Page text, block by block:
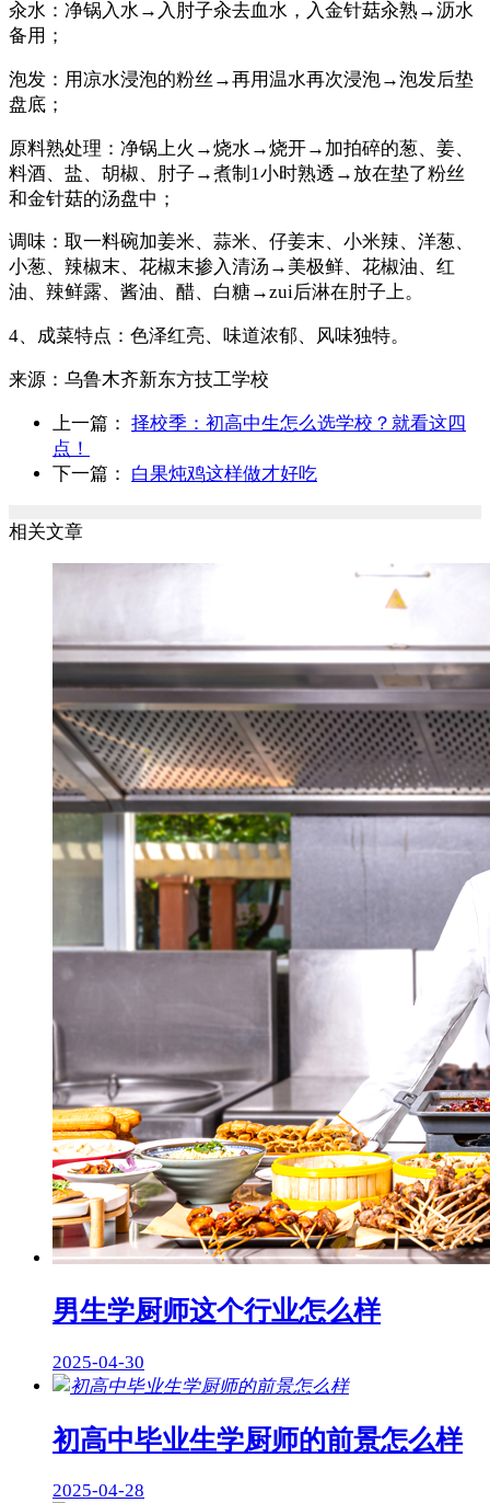
汆水：净锅入水→入肘子汆去血水，入金针菇汆熟→沥水
备用；
泡发：用凉水浸泡的粉丝→再用温水再次浸泡→泡发后垫
盘底；
原料熟处理：净锅上火→烧水→烧开→加拍碎的葱、姜、
料酒、盐、胡椒、肘子→煮制1小时熟透→放在垫了粉丝
和金针菇的汤盘中；
调味：取一料碗加姜米、蒜米、仔姜末、小米辣、洋葱、
小葱、辣椒末、花椒末掺入清汤→美极鲜、花椒油、红
油、辣鲜露、酱油、醋、白糖→zui后淋在肘子上。
4、成菜特点：色泽红亮、味道浓郁、风味独特。
来源： 乌鲁木齐新东方技工学校
上一篇： 择校季：初高中生怎么选学校？就看这四
点！
下一篇： 白果炖鸡这样做才好吃
相关文章
男生学厨师这个行业怎么样
2025-04-30
初高中毕业生学厨师的前景怎么样
2025-04-28